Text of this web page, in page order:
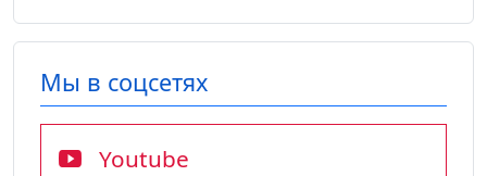
Мы в соцсетях
Youtube